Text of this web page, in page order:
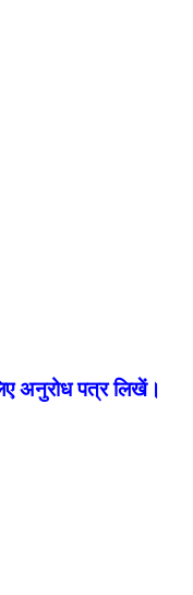
अनुरोध पत्र लिखें।